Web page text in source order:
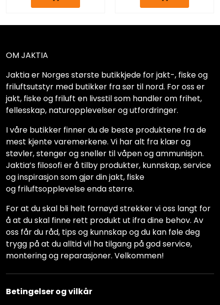
OM JAKTIA
Jaktia er Norges største butikkjede for jakt-, fiske og
friluftsutstyr med butikker fra sør til nord. For oss er
jakt, fiske og friluft en livsstil som handler om frihet,
fellesskap, naturopplevelser og utfordringer.
I våre butikker finner du de beste produktene fra de
mest kjente varemerkene. Vi har alt fra klær og
støvler, stenger og sneller til våpen og ammunisjon.
Jaktia’s filosofi er å tilby produkter, kunnskap, service
og inspirasjon som gjør din jakt, fiske
og friluftsopplevelse enda større.
For at du skal bli helt fornøyd strekker vi oss langt for
å at du skal finne rett produkt ut ifra dine behov. Av
oss får du råd, tips og kunnskap og du kan føle deg
trygg på at du alltid vil ha tilgang på god service,
montering og reparasjoner. Velkommen!
Betingelser og vilkår